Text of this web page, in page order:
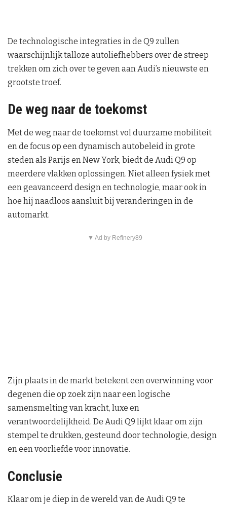
De technologische integraties in de Q9 zullen
waarschijnlijk talloze autoliefhebbers over de streep
trekken om zich over te geven aan Audi’s nieuwste en
grootste troef.
De weg naar de toekomst
Met de weg naar de toekomst vol duurzame mobiliteit
en de focus op een dynamisch autobeleid in grote
steden als Parijs en New York, biedt de Audi Q9 op
meerdere vlakken oplossingen. Niet alleen fysiek met
een geavanceerd design en technologie, maar ook in
hoe hij naadloos aansluit bij veranderingen in de
automarkt.
▼ Ad by Refinery89
Zijn plaats in de markt betekent een overwinning voor
degenen die op zoek zijn naar een logische
samensmelting van kracht, luxe en
verantwoordelijkheid. De Audi Q9 lijkt klaar om zijn
stempel te drukken, gesteund door technologie, design
en een voorliefde voor innovatie.
Conclusie
Klaar om je diep in de wereld van de Audi Q9 te